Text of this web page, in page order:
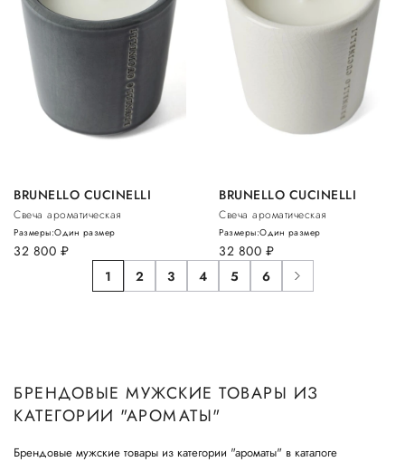
BRUNELLO CUCINELLI
Свеча ароматическая
32 800 руб.
Размеры:Один размер
BRUNELLO CUCINELLI
Свеча ароматическая
32 800 руб.
Размеры:Один размер
1 2 3 4 5 6
БРЕНДОВЫЕ МУЖСКИЕ ТОВАРЫ ИЗ
КАТЕГОРИИ "АРОМАТЫ"
Брендовые мужские товары из категории "ароматы" в каталоге